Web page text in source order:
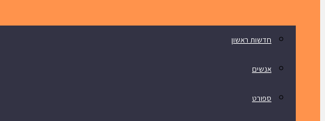
חדשות ראשון
אנשים
ספורט